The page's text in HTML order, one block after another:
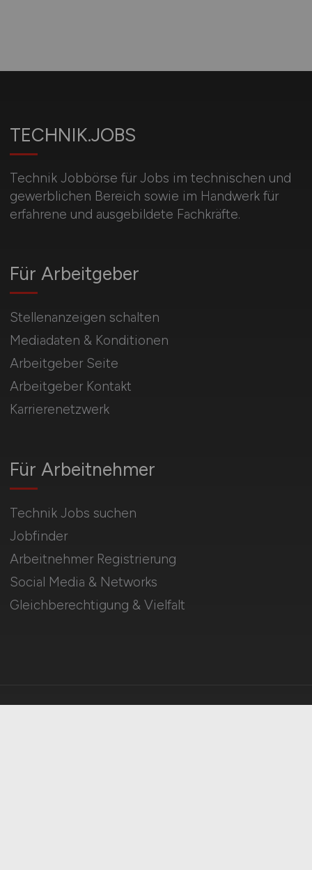
TECHNIK.JOBS
Technik Jobbörse für Jobs im technischen und
gewerblichen Bereich sowie im Handwerk für
erfahrene und ausgebildete Fachkräfte.
Für Arbeitnehmer
Technik Jobs suchen
Jobfinder
Arbeitnehmer Registrierung
Social Media & Networks
Gleichberechtigung & Vielfalt
Für Arbeitgeber
Stellenanzeigen schalten
Mediadaten & Konditionen
Arbeitgeber Seite
Arbeitgeber Kontakt
Karrierenetzwerk